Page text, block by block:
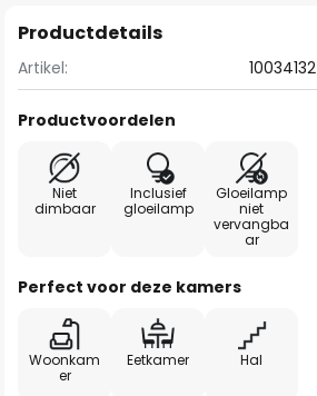
Productdetails
Artikel: 10034132
Productvoordelen
Niet
dimbaar
Inclusief
gloeilamp
Gloeilamp
niet
vervangba
ar
Perfect voor deze kamers
Woonkam
er
Eetkamer Hal